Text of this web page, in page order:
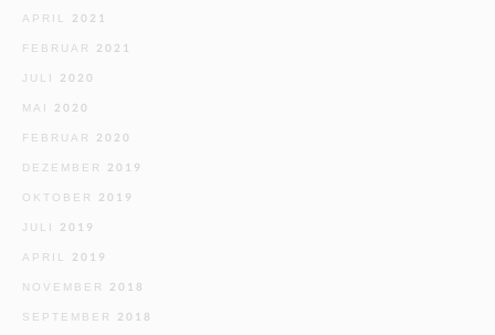
APRIL 2021
FEBRUAR 2021
JULI 2020
MAI 2020
FEBRUAR 2020
DEZEMBER 2019
OKTOBER 2019
JULI 2019
APRIL 2019
NOVEMBER 2018
SEPTEMBER 2018